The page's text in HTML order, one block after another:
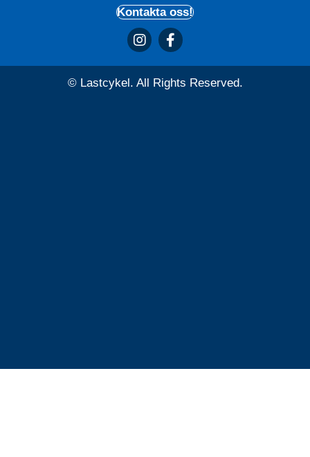
Kontakta oss!
© Lastcykel. All Rights Reserved.